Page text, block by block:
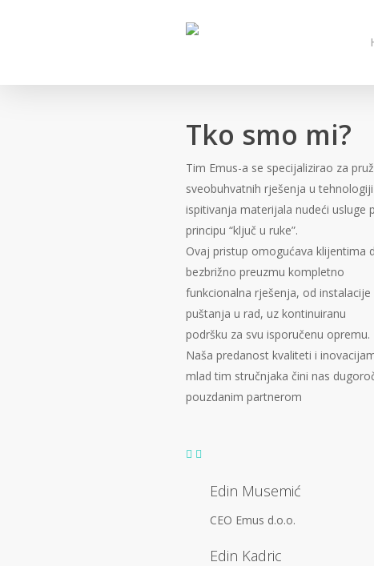
Tko smo mi?
Tim Emus-a se specijalizirao za
sveobuhvatnih rješenja u tehnologiji
ispitivanja materijala nudeći usluge
principu “ključ u ruke”.
Ovaj pristup omogućava klijentima
bezbrižno preuzmu kompletno
funkcionalna rješenja, od instalacije
puštanja u rad, uz kontinuiranu
podršku za svu isporučenu opremu.
Naša predanost kvaliteti i
mlad tim stručnjaka čini nas
pouzdanim partnerom
Edin Musemić
CEO Emus d.o.o.
Edin Kadric